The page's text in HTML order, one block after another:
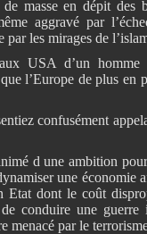
masse en dépit des
aggravé par
les mirages de
USA d’un homme
l’Europe de plus
confusément
d une ambition
une économie
Etat dont le coût
conduire une
menacé par le